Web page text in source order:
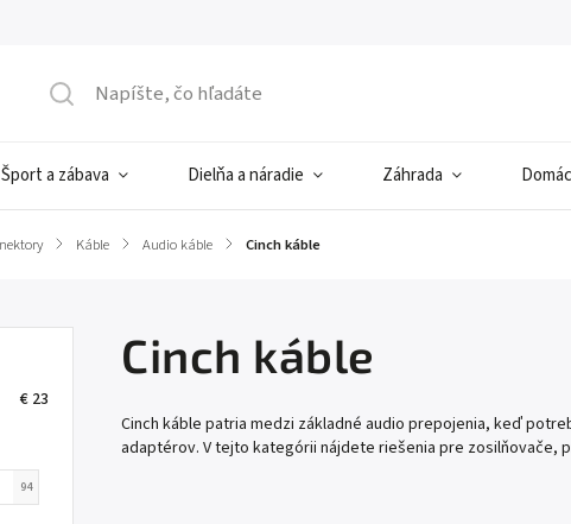
Šport a zábava Dielňa a náradie Záhrada
/ Káble / Audio káble / Cinch káble
€ 23
94
Cinch káble
Cinch káble patria medzi základné audio prepojenia, keď
adaptérov. V tejto kategórii nájdete riešenia pre